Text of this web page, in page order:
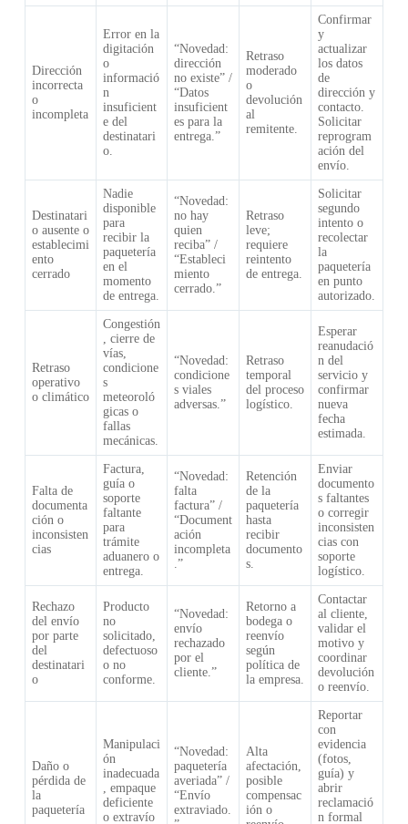
Dirección
incorrecta
o
incompleta
Error en la
digitación
o
informació
n
insuficient
e del
destinatari
o.
“Novedad:
dirección
no existe” /
“Datos
insuficient
es para la
entrega.”
Retraso
moderado
o
devolución
al
remitente.
Confirmar
y
actualizar
los datos
de
dirección y
contacto.
Solicitar
reprogram
ación del
envío.
Destinatari
o ausente o
establecimi
ento
cerrado
Nadie
disponible
para
recibir la
paquetería
en el
momento
de entrega.
“Novedad:
no hay
quien
reciba” /
“Estableci
miento
cerrado.”
Retraso
leve;
requiere
reintento
de entrega.
Solicitar
segundo
intento o
recolectar
la
paquetería
en punto
autorizado.
Retraso
operativo
o climático
Congestión
, cierre de
vías,
condicione
s
meteoroló
gicas o
fallas
mecánicas.
“Novedad:
condicione
s viales
adversas.”
Retraso
temporal
del proceso
logístico.
Esperar
reanudació
n del
servicio y
confirmar
nueva
fecha
estimada.
Falta de
documenta
ción o
inconsisten
cias
Factura,
guía o
soporte
faltante
para
trámite
aduanero o
entrega.
“Novedad:
falta
factura” /
“Document
ación
incompleta
.”
Retención
de la
paquetería
hasta
recibir
documento
s.
Enviar
documento
s faltantes
o corregir
inconsisten
cias con
soporte
logístico.
Rechazo
del envío
por parte
del
destinatari
o
Producto
no
solicitado,
defectuoso
o no
conforme.
“Novedad:
envío
rechazado
por el
cliente.”
Retorno a
bodega o
reenvío
según
política de
la empresa.
Contactar
al cliente,
validar el
motivo y
coordinar
devolución
o reenvío.
Daño o
pérdida de
la
paquetería
Manipulaci
ón
inadecuada
, empaque
deficiente
o extravío
“Novedad:
paquetería
averiada” /
“Envío
extraviado.
Alta
afectación,
posible
compensac
ión o
Reportar
con
evidencia
(fotos,
guía) y
abrir
reclamació
n formal